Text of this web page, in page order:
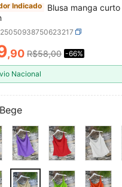
Indicado
Blusa manga curto tecido duna
AND
,90 R$58,00 -66%
Nacional
Bege